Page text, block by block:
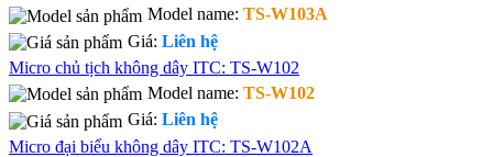
Model name: TS-W103A
Giá: Liên hệ
Micro chủ tịch không dây ITC: TS-W102
Model name: TS-W102
Giá: Liên hệ
Micro đại biểu không dây ITC: TS-W102A